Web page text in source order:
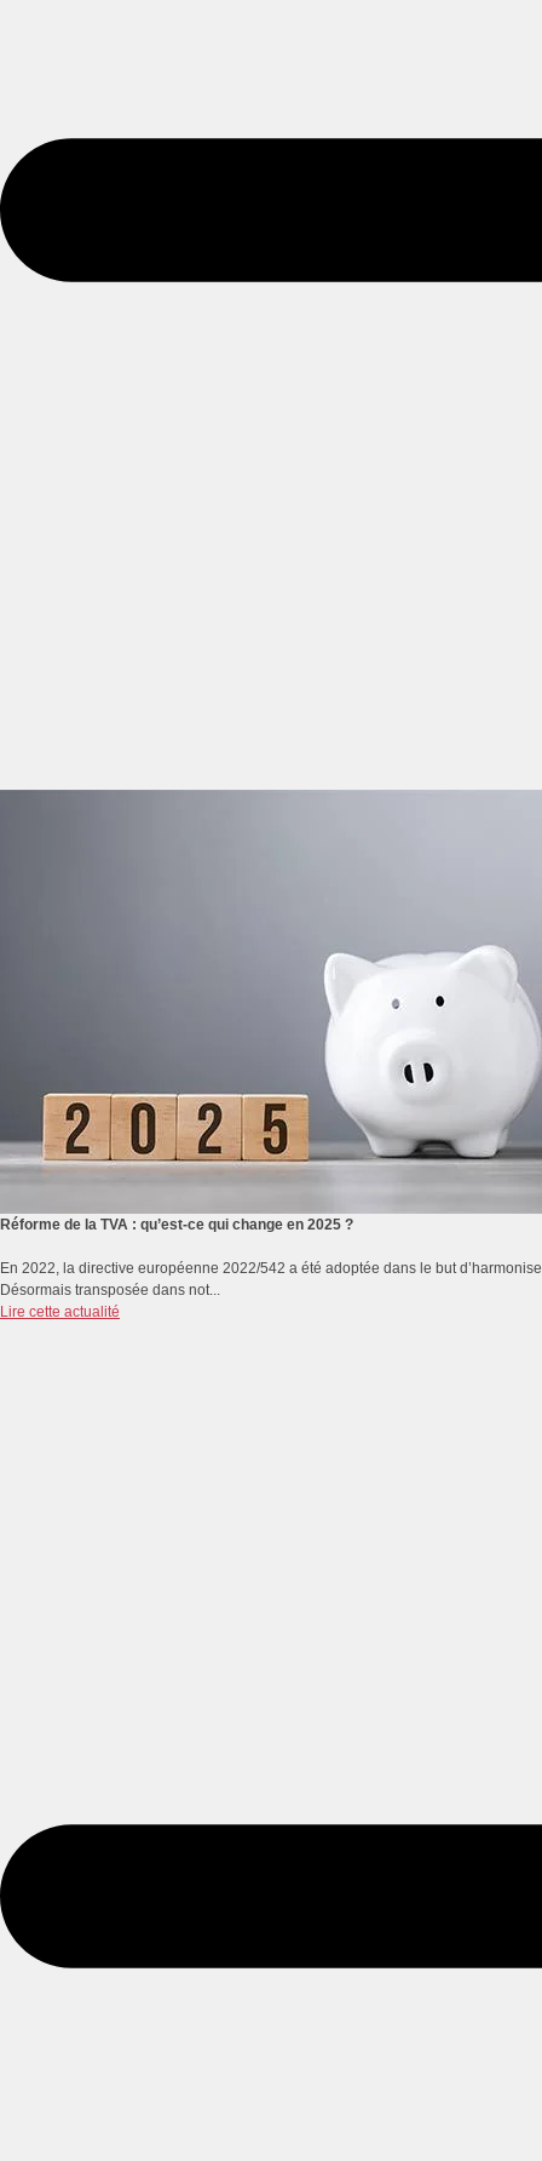
Réforme de la TVA : qu’est-ce qui change en 2025 ?
En 2022, la directive européenne 2022/542 a été adoptée dans le but
Désormais transposée dans not...
Lire cette actualité